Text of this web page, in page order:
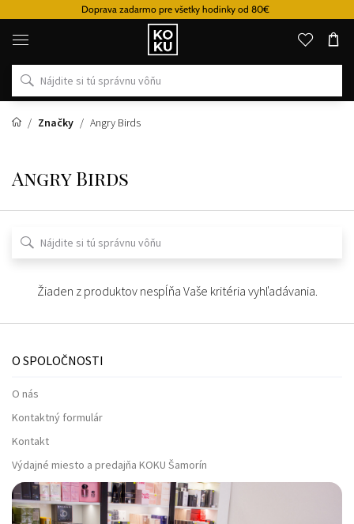
Doprava zadarmo pre všetky hodinky od 80€
Originálne
parfémy
hodinky
na
mieste
Značky
Angry Birds
Angry Birds
Žiaden z produktov nespĺňa Vaše kritéria vyhľadávania.
O SPOLOČNOSTI
O nás
Kontaktný formulár
Kontakt
Výdajné miesto a predajňa KOKU Šamorín